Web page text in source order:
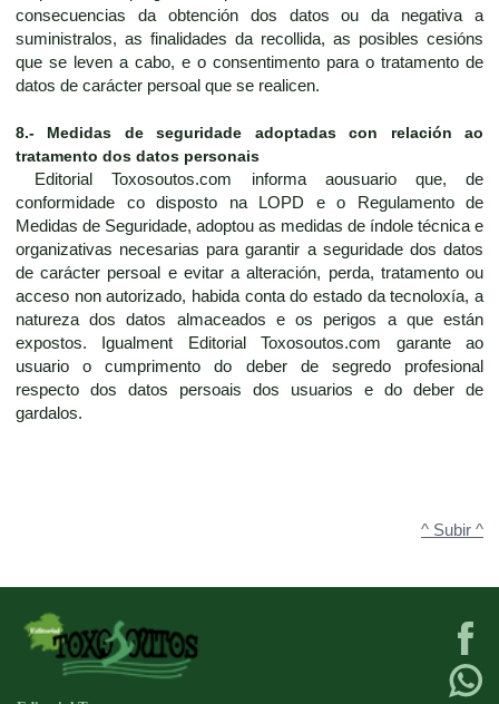
consecuencias da obtención dos datos ou da negativa a
suministralos, as finalidades da recollida, as posibles cesións
que se leven a cabo, e o consentimento para o tratamento de
datos de carácter persoal que se realicen.
8.- Medidas de seguridade adoptadas con relación ao
tratamento dos datos personais
Editorial Toxosoutos.com informa aousuario que, de
conformidade co disposto na LOPD e o Regulamento de
Medidas de Seguridade, adoptou as medidas de índole técnica e
organizativas necesarias para garantir a seguridade dos datos
de carácter persoal e evitar a alteración, perda, tratamento ou
acceso non autorizado, habida conta do estado da tecnoloxía, a
natureza dos datos almaceados e os perigos a que están
expostos. Igualment Editorial Toxosoutos.com garante ao
usuario o cumprimento do deber de segredo profesional
respecto dos datos persoais dos usuarios e do deber de
gardalos.
^ Subir ^